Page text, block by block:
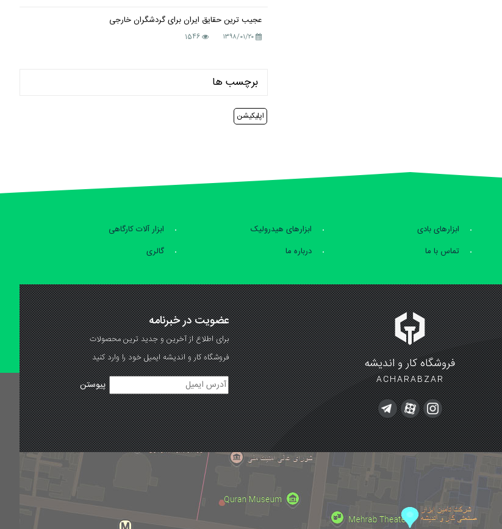
عجیب ترین حقایق ایران برای گردشگران خارجی
۱۳۹۸/۰۱/۲۰ 1546
برچسب ها
اپلیکیشن
ابزارهای بادی ابزارهای هیدرولیک
ابزار آلات کارگاهی
تماس با ما درباره ما گالری
فروشگاه کار و اندیشه
ACHARABZAR
عضویت در خبرنامه
برای اطلاع از آخرین و جدید ترین محصولات
فروشگاه کار و اندیشه ایمیل خود را وارد کنید